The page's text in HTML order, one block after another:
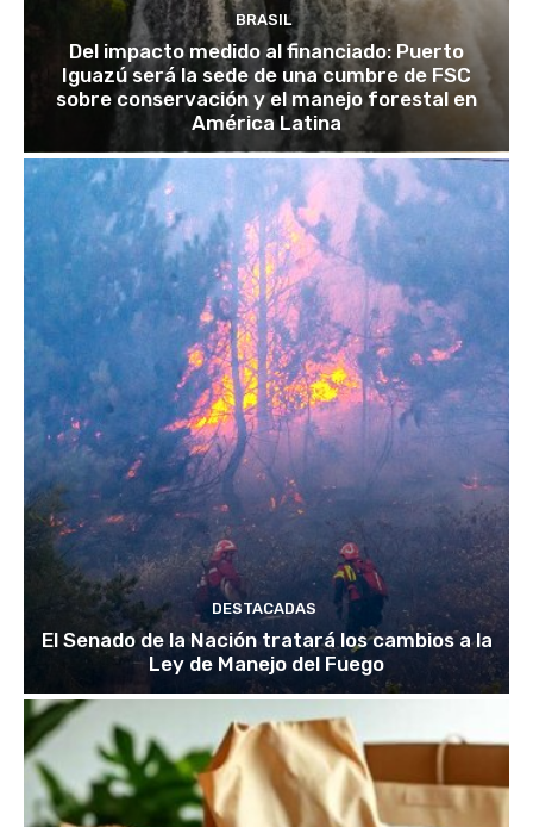
BRASIL
Del impacto medido al financiado: Puerto
Iguazú será la sede de una cumbre de FSC
sobre conservación y el manejo forestal en
América Latina
DESTACADAS
El Senado de la Nación tratará los cambios a la
Ley de Manejo del Fuego